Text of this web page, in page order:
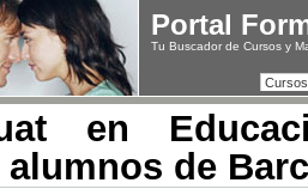
Portal
Tu Buscador de Cursos y
en
alumnos de